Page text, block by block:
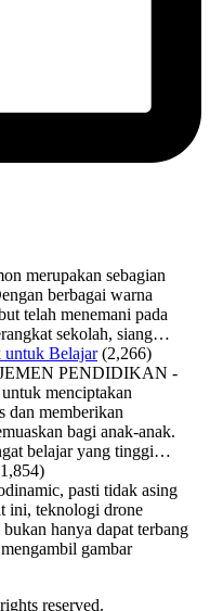
merupakan sebagian
berbagai warna
telah menemani pada
sekolah, siang…
untuk Belajar (2,266)
PENDIDIKAN -
menciptakan
dan memberikan
bagi anak-anak.
belajar yang tinggi…
pasti tidak asing
ini, teknologi drone
hanya dapat terbang
gambar
reserved.